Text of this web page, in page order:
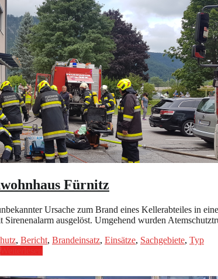
Fürnitz
Ursache zum Brand eines Kellerabteiles in
Sirenenalarm ausgelöst. Umgehend wurden
, Bericht, Brandeinsatz, Einsätze, Sachgebiete, Typ